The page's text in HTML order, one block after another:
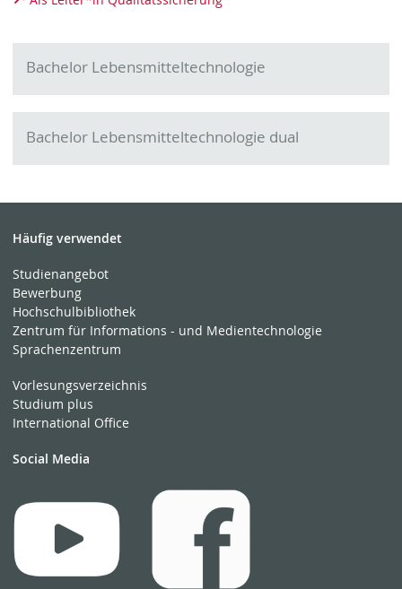
Bachelor Lebensmitteltechnologie
Bachelor Lebensmitteltechnologie dual
Häufig verwendet
Studienangebot
Bewerbung
Hochschulbibliothek
Zentrum für Informations - und Medientechnologie
Sprachenzentrum
Vorlesungsverzeichnis
Studium plus
International Office
Social Media